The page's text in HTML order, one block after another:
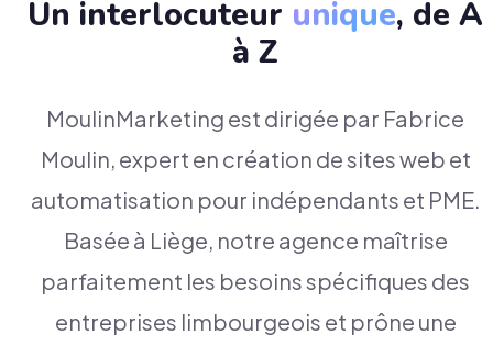
Un interlocuteur unique, de A
à Z
MoulinMarketing est dirigée par Fabrice
Moulin, expert en création de sites web et
automatisation pour indépendants et PME.
Basée à Liège, notre agence maîtrise
parfaitement les besoins spécifiques des
entreprises limbourgeois et prône une